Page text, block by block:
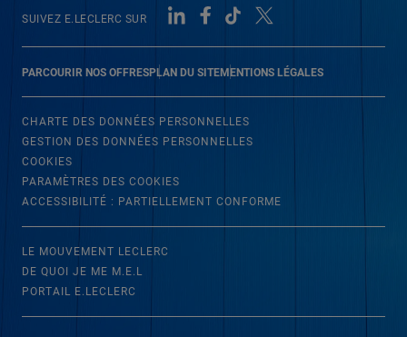
PARCOURIR NOS OFFRESPLAN DU SITEMENTIONS LÉGALES
SUIVEZ E.LECLERC SUR
CHARTE DES DONNÉES PERSONNELLES
GESTION DES DONNÉES PERSONNELLES
COOKIES
PARAMÈTRES DES COOKIES
ACCESSIBILITÉ : PARTIELLEMENT CONFORME
LE MOUVEMENT LECLERC
DE QUOI JE ME M.E.L
PORTAIL E.LECLERC